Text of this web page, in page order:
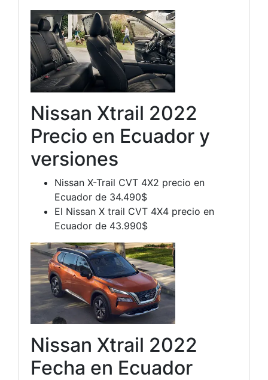
Nissan Xtrail 2022
Precio en Ecuador y
versiones
Nissan X-Trail CVT 4X2 precio en
Ecuador de 34.490$
El Nissan X trail CVT 4X4 precio en
Ecuador de 43.990$
Nissan Xtrail 2022
Fecha en Ecuador